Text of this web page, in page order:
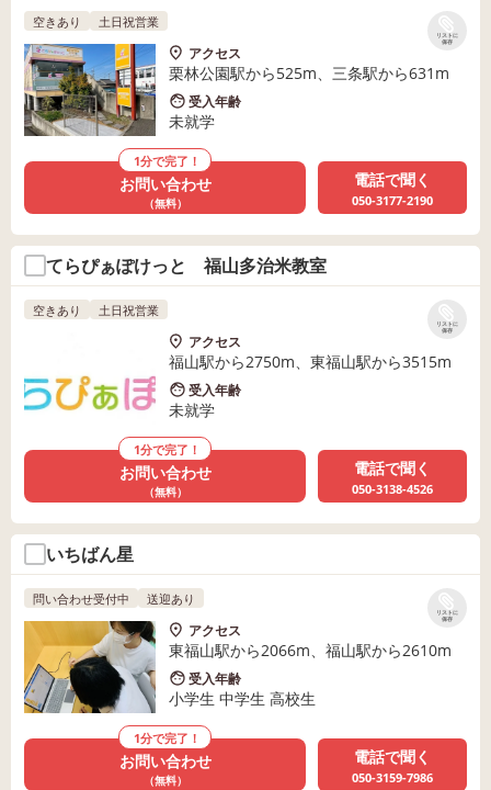
リストに
保存
空きあり 土日祝営業
アクセス
栗林公園駅から525m、三条駅から631m
受入年齢
未就学
1分で完了！
お問い合わせ
（無料）
電話で聞く
050-3177-2190
てらぴぁぽけっと 福山多治米教室
リストに
保存
空きあり 土日祝営業
アクセス
福山駅から2750m、東福山駅から3515m
受入年齢
未就学
1分で完了！
お問い合わせ
（無料）
電話で聞く
050-3138-4526
いちばん星
リストに
保存
問い合わせ受付中 送迎あり
アクセス
東福山駅から2066m、福山駅から2610m
受入年齢
小学生 中学生 高校生
1分で完了！
お問い合わせ
（無料）
電話で聞く
050-3159-7986